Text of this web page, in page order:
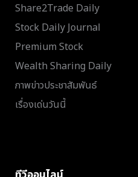
Share2Trade Daily
Stock Daily Journal
Premium Stock
Wealth Sharing Daily
ภาพข่าวประชาสัมพันธ์
เรื่องเด่นวันนี้